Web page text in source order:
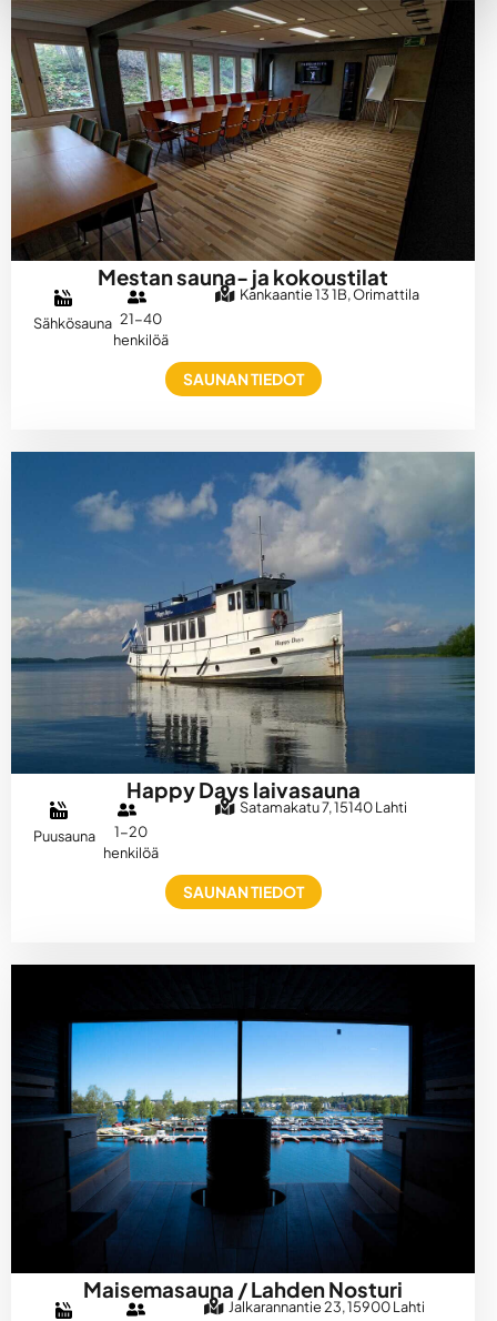
Mestan sauna- ja kokoustilat
Sähkösauna 21-40
henkilöä
Kankaantie 13 1B, Orimattila
SAUNAN TIEDOT
Happy Days laivasauna
Puusauna
1-20
henkilöä
Satamakatu 7, 15140 Lahti
SAUNAN TIEDOT
Maisemasauna / Lahden Nosturi
Jalkarannantie 23, 15900 Lahti